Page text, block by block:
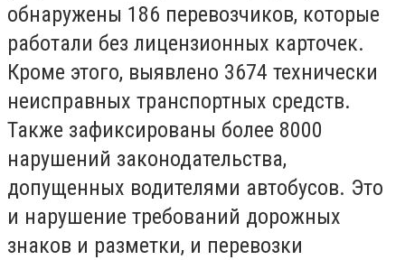
обнаружены 186 перевозчиков, которые
работали без лицензионных карточек.
Кроме этого, выявлено 3674 технически
неисправных транспортных средств.
Также зафиксированы более 8000
нарушений законодательства,
допущенных водителями автобусов. Это
и нарушение требований дорожных
знаков и разметки, и перевозки